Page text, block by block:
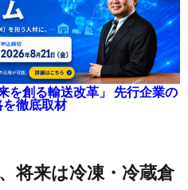
を創る輸送改革」 先行企業の
徹底取材